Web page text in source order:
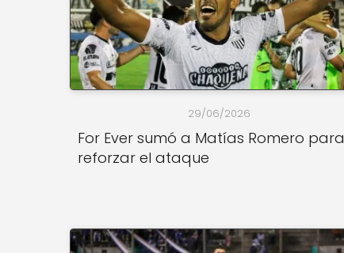
29/06/2026
For Ever sumó a Matías Romero para
reforzar el ataque